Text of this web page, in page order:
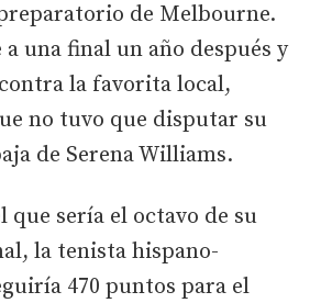
de Melbourne.
una final un año después y
la favorita local,
no tuvo que disputar su
de Serena Williams.
sería el octavo de su
la tenista hispano-
470 puntos para el